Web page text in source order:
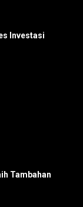
Investasi
Tambahan